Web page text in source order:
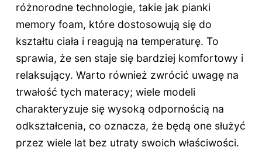
różnorodne technologie, takie jak pianki
memory foam, które dostosowują się do
kształtu ciała i reagują na temperaturę. To
sprawia, że sen staje się bardziej komfortowy i
relaksujący. Warto również zwrócić uwagę na
trwałość tych materacy; wiele modeli
charakteryzuje się wysoką odpornością na
odkształcenia, co oznacza, że będą one służyć
przez wiele lat bez utraty swoich właściwości.